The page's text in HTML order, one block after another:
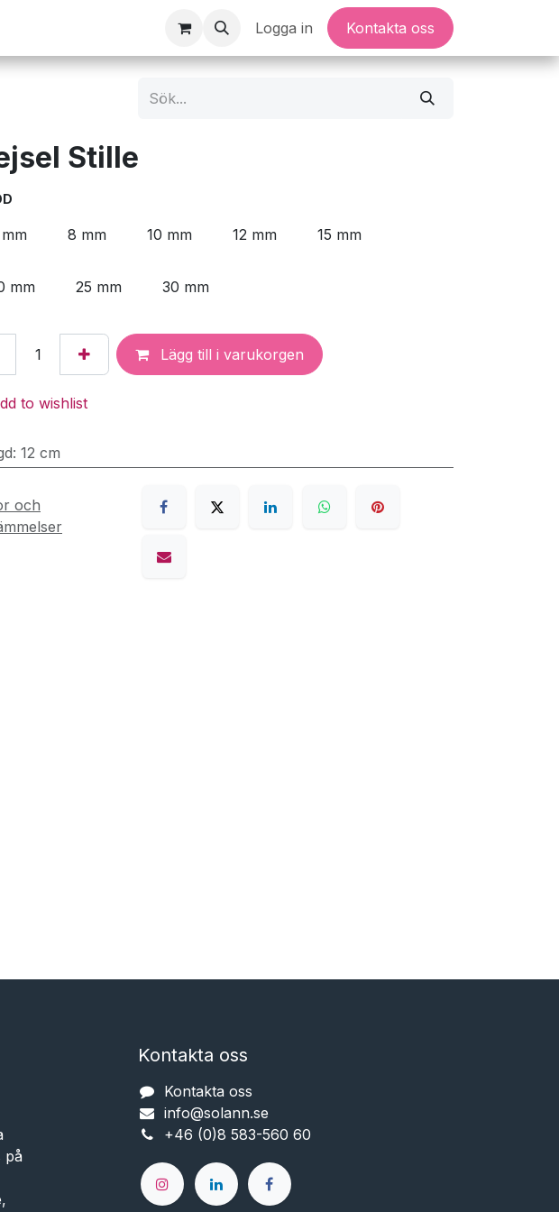
Logga in Kontakta oss
Stille
8 mm 10 mm 12 mm 15 mm
mm 25 mm 30 mm
Lägg till i varukorgen
to wishlist
: 12 cm
och
på
Kontakta oss
Kontakta oss
info@solann.se​​​​​​
+46 (0)8 583-560 60